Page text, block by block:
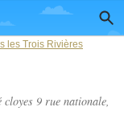
les Trois Rivières
cloyes 9 rue nationale,